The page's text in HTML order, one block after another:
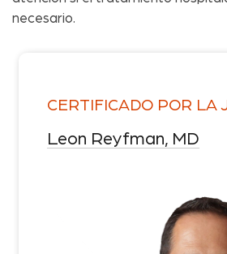
necesario.
CERTIFICADO POR LA
Leon Reyfman, MD